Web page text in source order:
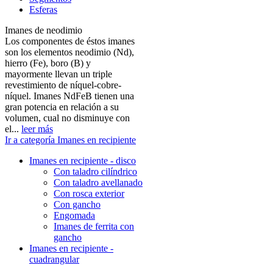
Esferas
Imanes de neodimio
Los componentes de éstos imanes
son los elementos neodimio (Nd),
hierro (Fe), boro (B) y
mayormente llevan un triple
revestimiento de níquel-cobre-
níquel. Imanes NdFeB tienen una
gran potencia en relación a su
volumen, cual no disminuye con
el... leer más
Ir a categoría Imanes en recipiente
Imanes en recipiente - disco
Con taladro cilíndrico
Con taladro avellanado
Con rosca exterior
Con gancho
Engomada
Imanes de ferrita con
gancho
Imanes en recipiente -
cuadrangular